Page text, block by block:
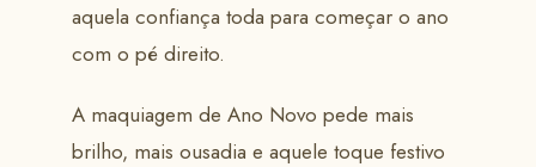
aquela confiança toda para começar o ano
com o pé direito.
A maquiagem de Ano Novo pede mais
brilho, mais ousadia e aquele toque festivo